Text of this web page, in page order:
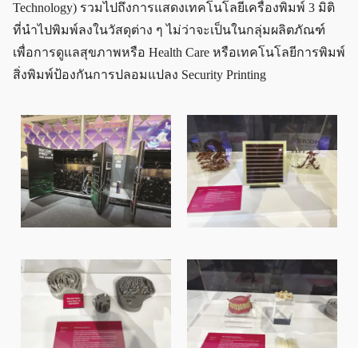
Technology) รวมไปถึงการแสดงเทคโนโลยีเครื่องพิมพ์ 3 มิติ
ที่นำไปพิมพ์ลงในวัสดุต่าง ๆ ไม่ว่าจะเป็นในกลุ่มผลิตภัณฑ์
เพื่อการดูแลสุขภาพหรือ Health Care หรือเทคโนโลยีการพิมพ์
สิ่งพิมพ์ป้องกันการปลอมแปลง Security Printing